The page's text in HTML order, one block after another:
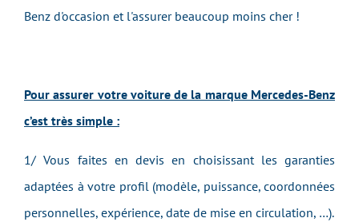
Benz d'occasion et l'assurer beaucoup moins cher !
Pour assurer votre voiture de la marque Mercedes-Benz
c’est très simple :
1/ Vous faites en devis en choisissant les garanties
adaptées à votre profil (modèle, puissance, coordonnées
personnelles, expérience, date de mise en circulation, …).